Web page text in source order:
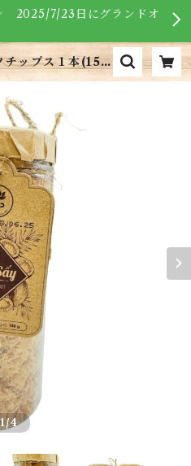
2025/7/23日にグランドオ
ップス１本(150
香りがたっぷり
材専門店
1/4